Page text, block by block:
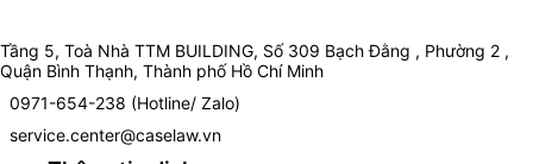
Tầng 5, Toà Nhà TTM BUILDING, Số 309 Bạch Đằng , Phường 2 ,
Quận Bình Thạnh, Thành phố Hồ Chí Minh
0971-654-238 (Hotline/ Zalo)
service.center@caselaw.vn